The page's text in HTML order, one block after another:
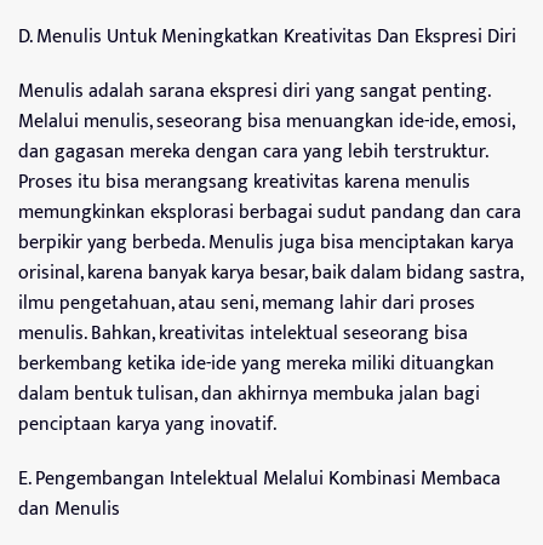
D. Menulis Untuk Meningkatkan Kreativitas Dan Ekspresi Diri
Menulis adalah sarana ekspresi diri yang sangat penting.
Melalui menulis, seseorang bisa menuangkan ide-ide, emosi,
dan gagasan mereka dengan cara yang lebih terstruktur.
Proses itu bisa merangsang kreativitas karena menulis
memungkinkan eksplorasi berbagai sudut pandang dan cara
berpikir yang berbeda. Menulis juga bisa menciptakan karya
orisinal, karena banyak karya besar, baik dalam bidang sastra,
ilmu pengetahuan, atau seni, memang lahir dari proses
menulis. Bahkan, kreativitas intelektual seseorang bisa
berkembang ketika ide-ide yang mereka miliki dituangkan
dalam bentuk tulisan, dan akhirnya membuka jalan bagi
penciptaan karya yang inovatif.
E. Pengembangan Intelektual Melalui Kombinasi Membaca
dan Menulis